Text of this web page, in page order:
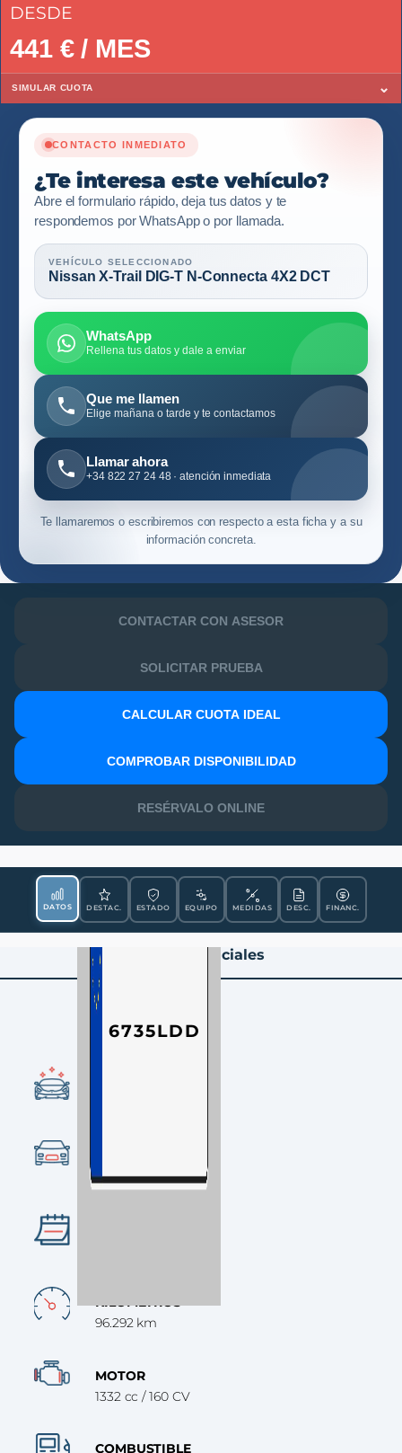
DESDE
441€ / MES
SIMULAR CUOTA ⌄
CONTACTO INMEDIATO
¿Te interesa este vehículo?
Abre el formulario rápido, deja tus datos y te
respondemos por WhatsApp o por llamada.
VEHÍCULO SELECCIONADO
Nissan X-Trail DIG-T N-Connecta 4X2 DCT
WhatsApp
Rellena tus datos y dale a enviar
Que me llamen
Elige mañana o tarde y te contactamos
Llamar ahora
+34 822 27 24 48 · atención inmediata
Te llamaremos o escribiremos con respecto a esta ficha y a su
información concreta.
CONTACTAR CON ASESOR
SOLICITAR PRUEBA
CALCULAR CUOTA IDEAL
COMPROBAR DISPONIBILIDAD
RESÉRVALO ONLINE
DATOS DESTAC. ESTADO EQUIPO MEDIDAS DESC. FINANC.
Datos Esenciales
6735LDD
SUV
KILÓMETROS
96.292 km
MOTOR
1332 cc / 160 CV
COMBUSTIBLE